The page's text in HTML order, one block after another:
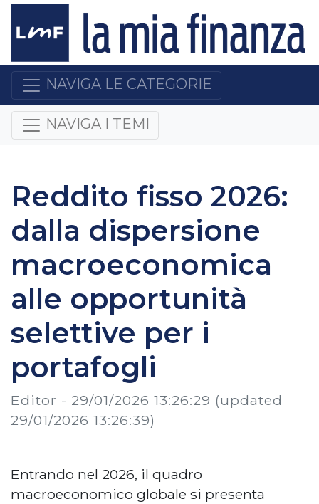
NAVIGA LE CATEGORIE
NAVIGA I TEMI
Reddito fisso 2026:
dalla dispersione
macroeconomica
alle opportunità
selettive per i
portafogli
Editor - 29/01/2026 13:26:29 (updated
29/01/2026 13:26:39)
Entrando nel 2026, il quadro
macroeconomico globale si presenta